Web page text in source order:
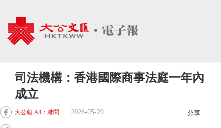
司法機構：香港國際商事法庭一年內
成立
大公報 A4：港聞 2026-05-29 分享